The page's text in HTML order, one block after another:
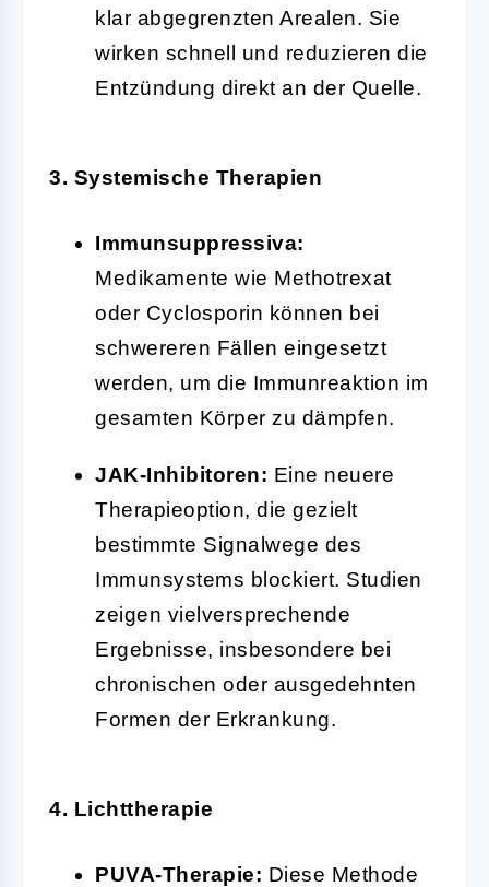
klar abgegrenzten Arealen. Sie
wirken schnell und reduzieren die
Entzündung direkt an der Quelle.
3. Systemische Therapien
Immunsuppressiva:
Medikamente wie Methotrexat
oder Cyclosporin können bei
schwereren Fällen eingesetzt
werden, um die Immunreaktion im
gesamten Körper zu dämpfen.
JAK-Inhibitoren: Eine neuere
Therapieoption, die gezielt
bestimmte Signalwege des
Immunsystems blockiert. Studien
zeigen vielversprechende
Ergebnisse, insbesondere bei
chronischen oder ausgedehnten
Formen der Erkrankung.
4. Lichttherapie
PUVA-Therapie: Diese Methode